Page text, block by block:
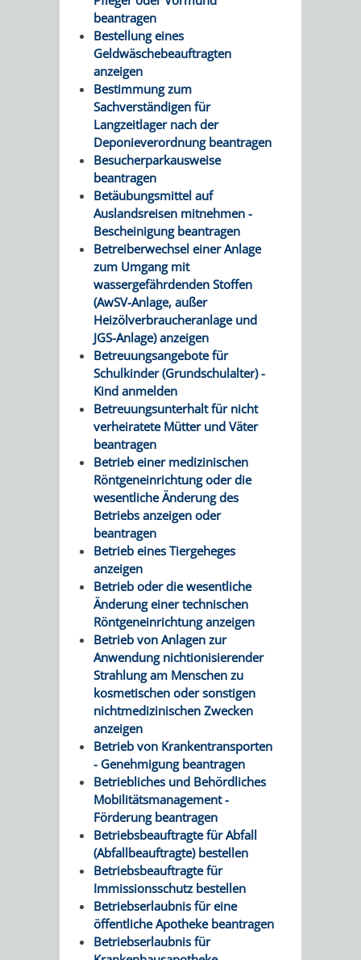
beantragen
Bestellung eines
Geldwäschebeauftragten
anzeigen
Bestimmung zum
Sachverständigen für
Langzeitlager nach der
Deponieverordnung beantragen
Besucherparkausweise
beantragen
Betäubungsmittel auf
Auslandsreisen mitnehmen -
Bescheinigung beantragen
Betreiberwechsel einer Anlage
zum Umgang mit
wassergefährdenden Stoffen
(AwSV-Anlage, außer
Heizölverbraucheranlage und
JGS-Anlage) anzeigen
Betreuungsangebote für
Schulkinder (Grundschulalter) -
Kind anmelden
Betreuungsunterhalt für nicht
verheiratete Mütter und Väter
beantragen
Betrieb einer medizinischen
Röntgeneinrichtung oder die
wesentliche Änderung des
Betriebs anzeigen oder
beantragen
Betrieb eines Tiergeheges
anzeigen
Betrieb oder die wesentliche
Änderung einer technischen
Röntgeneinrichtung anzeigen
Betrieb von Anlagen zur
Anwendung nichtionisierender
Strahlung am Menschen zu
kosmetischen oder sonstigen
nichtmedizinischen Zwecken
anzeigen
Betrieb von Krankentransporten
- Genehmigung beantragen
Betriebliches und Behördliches
Mobilitätsmanagement -
Förderung beantragen
Betriebsbeauftragte für Abfall
(Abfallbeauftragte) bestellen
Betriebsbeauftragte für
Immissionsschutz bestellen
Betriebserlaubnis für eine
öffentliche Apotheke beantragen
Betriebserlaubnis für